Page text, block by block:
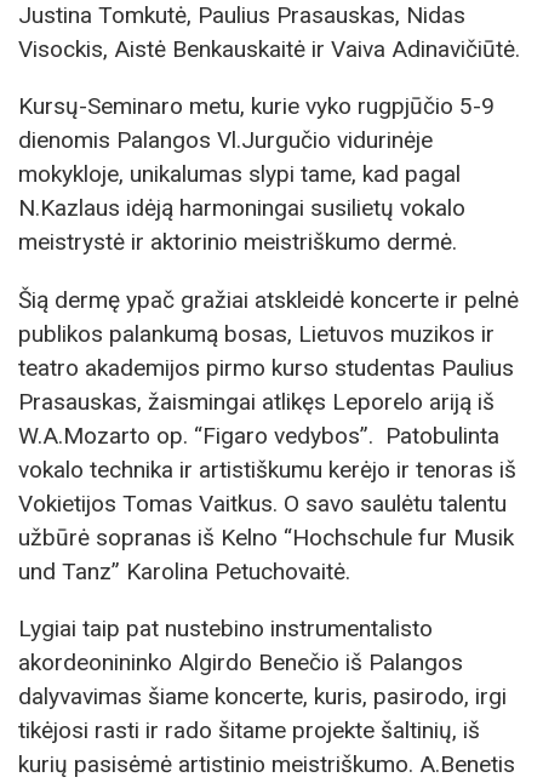
Justina Tomkutė, Paulius Prasauskas, Nidas
Visockis, Aistė Benkauskaitė ir Vaiva Adinavičiūtė.
Kursų-Seminaro metu, kurie vyko rugpjūčio 5-9
dienomis Palangos Vl.Jurgučio vidurinėje
mokykloje, unikalumas slypi tame, kad pagal
N.Kazlaus idėją harmoningai susilietų vokalo
meistrystė ir aktorinio meistriškumo dermė.
Šią dermę ypač gražiai atskleidė koncerte ir pelnė
publikos palankumą bosas, Lietuvos muzikos ir
teatro akademijos pirmo kurso studentas Paulius
Prasauskas, žaismingai atlikęs Leporelo ariją iš
W.A.Mozarto op. “Figaro vedybos”. Patobulinta
vokalo technika ir artistiškumu kerėjo ir tenoras iš
Vokietijos Tomas Vaitkus. O savo saulėtu talentu
užbūrė sopranas iš Kelno “Hochschule fur Musik
und Tanz” Karolina Petuchovaitė.
Lygiai taip pat nustebino instrumentalisto
akordeonininko Algirdo Benečio iš Palangos
dalyvavimas šiame koncerte, kuris, pasirodo, irgi
tikėjosi rasti ir rado šitame projekte šaltinių, iš
kurių pasisėmė artistinio meistriškumo. A.Benetis